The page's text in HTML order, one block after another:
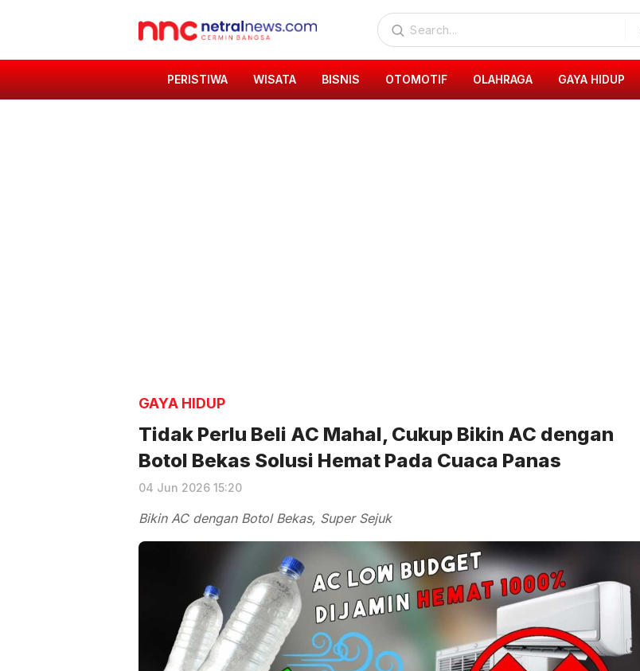
PERISTIWA WISATA BISNIS OTOMOTIF OLAHRAGA GAYA HIDUP
GAYA HIDUP
Tidak Perlu Beli AC Mahal, Cukup Bikin AC dengan
Botol Bekas Solusi Hemat Pada Cuaca Panas
04 Jun 2026 15:20
Bikin AC dengan Botol Bekas, Super Sejuk